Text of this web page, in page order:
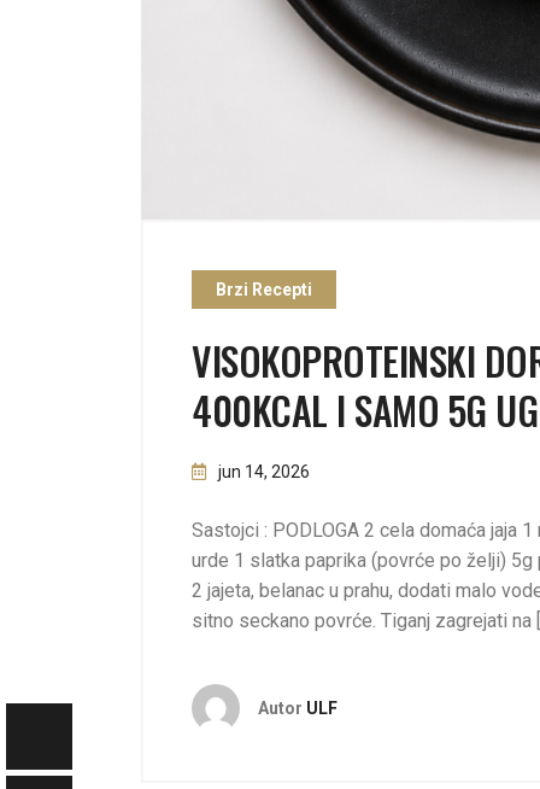
Brzi Recepti
VISOKOPROTEINSKI
400KCAL I SAMO 5G
jun 14, 2026
Sastojci : PODLOGA 2 cela domaća jaja
urde 1 slatka paprika (povrće po želji)
2 jajeta, belanac u prahu, dodati malo
sitno seckano povrće. Tiganj zagrejati na
Autor ULF